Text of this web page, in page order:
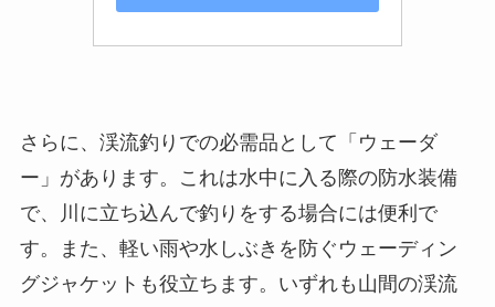
さらに、渓流釣りでの必需品として「ウェーダ
ー」があります。これは水中に入る際の防水装備
で、川に立ち込んで釣りをする場合には便利で
す。また、軽い雨や水しぶきを防ぐウェーディン
グジャケットも役立ちます。いずれも山間の渓流